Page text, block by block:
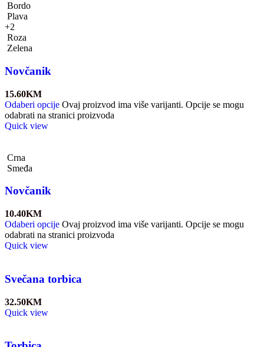
Bordo
Plava
+2
Roza
Zelena
Novčanik
15.60KM
Odaberi opcije Ovaj proizvod ima više varijanti. Opcije se mogu
odabrati na stranici proizvoda
Quick view
Crna
Smeđa
Novčanik
10.40KM
Odaberi opcije Ovaj proizvod ima više varijanti. Opcije se mogu
odabrati na stranici proizvoda
Quick view
Svečana torbica
32.50KM
Quick view